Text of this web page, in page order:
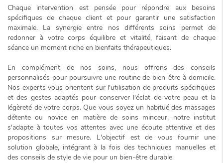
Chaque intervention est pensée pour répondre aux besoins
spécifiques de chaque client et pour garantir une satisfaction
maximale. La synergie entre nos différents soins permet de
redonner à votre corps équilibre et vitalité, faisant de chaque
séance un moment riche en bienfaits thérapeutiques.
En complément de nos soins, nous offrons des conseils
personnalisés pour poursuivre une routine de bien-être à domicile.
Nos experts vous orientent sur l'utilisation de produits spécifiques
et des gestes adaptés pour conserver l'éclat de votre peau et la
légèreté de votre corps. Que vous soyez un habitué des massages
détente ou novice en matière de soins minceur, notre institut
s'adapte à toutes vos attentes avec une écoute attentive et des
propositions sur mesure. L'objectif est de vous fournir une
solution globale, intégrant à la fois des techniques manuelles et
des conseils de style de vie pour un bien-être durable.